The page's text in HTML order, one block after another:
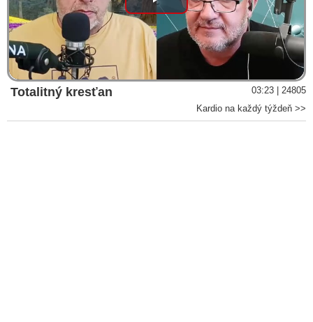
Play
Video
Totalitný kresťan
03:23 | 24805
Kardio na každý týždeň >>